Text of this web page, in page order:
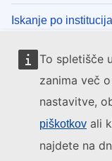
To spletišče
zanima več
nastavitve,
piškotkov ali
najdete na
Iskanje po